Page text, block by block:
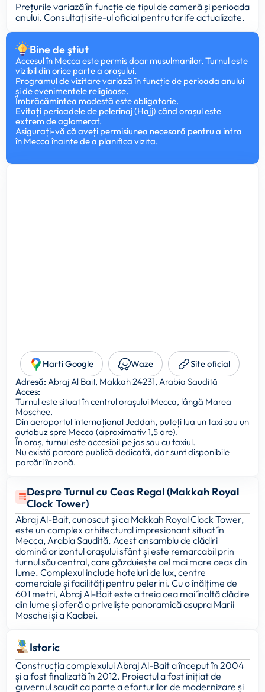
Despre Turnul cu Ceas Regal (Makkah Royal
Clock Tower)
Abraj Al-Bait, cunoscut și ca Makkah Royal Clock Tower,
este un complex arhitectural impresionant situat în
Mecca, Arabia Saudită. Acest ansamblu de clădiri
domină orizontul orașului sfânt și este remarcabil prin
turnul său central, care găzduiește cel mai mare ceas din
lume. Complexul include hoteluri de lux, centre
comerciale și facilități pentru pelerini. Cu o înălțime de
601 metri, Abraj Al-Bait este a treia cea mai înaltă clădire
din lume și oferă o priveliște panoramică asupra Marii
Moschei și a Kaabei.
Istoric
Construcția complexului Abraj Al-Bait a început în 2004
și a fost finalizată în 2012. Proiectul a fost inițiat de
guvernul saudit ca parte a eforturilor de modernizare și
Prețurile variază în funcție de tipul de cameră și perioada
anului. Consultați site-ul oficial pentru tarife actualizate.
Bine de ştiut
Accesul în Mecca este permis doar musulmanilor. Turnul este
vizibil din orice parte a orașului.
Programul de vizitare variază în funcție de perioada anului
și de evenimentele religioase.
Îmbrăcămintea modestă este obligatorie.
Evitați perioadele de pelerinaj (Hajj) când orașul este
extrem de aglomerat.
Asigurați-vă că aveți permisiunea necesară pentru a intra
în Mecca înainte de a planifica vizita.
Harti Google Waze
Site oficial
Adresă: Abraj Al Bait, Makkah 24231, Arabia Saudită
Acces:
Turnul este situat în centrul orașului Mecca, lângă Marea
Moschee.
Din aeroportul internațional Jeddah, puteți lua un taxi sau un
autobuz spre Mecca (aproximativ 1,5 ore).
În oraș, turnul este accesibil pe jos sau cu taxiul.
Nu există parcare publică dedicată, dar sunt disponibile
parcări în zonă.